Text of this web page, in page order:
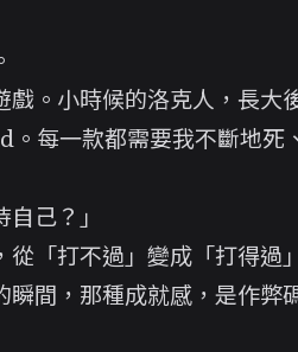
。小時候的洛克人，長大
每一款都需要我不斷地死
己？」
「打不過」變成「打得過
間，那種成就感，是作弊